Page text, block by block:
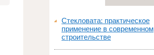
Стекловата: практическое
применение в современном
строительстве